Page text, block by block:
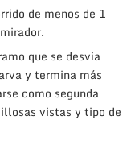
de menos de 1
que se desvía
y termina más
como segunda
vistas y tipo de